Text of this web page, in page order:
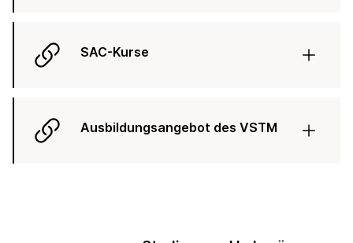
SAC-Kurse
Ausbildungsangebot des VSTM